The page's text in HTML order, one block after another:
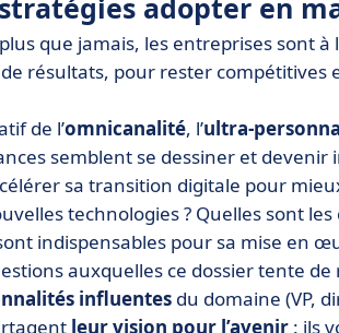
adopter en
que jamais, les entreprises sont à
résultats, pour rester compétitives
de l’omnicanalité, l’ultra-
semblent se dessiner et devenir
sa transition digitale pour
technologies ? Quelles sont les
indispensables pour sa mise en
auxquelles ce dossier tente
influentes du domaine (VP,
leur vision pour l’avenir : ils